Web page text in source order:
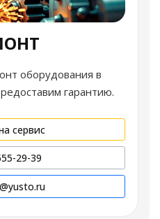
оборудования в
гарантию.
сервис
29-39